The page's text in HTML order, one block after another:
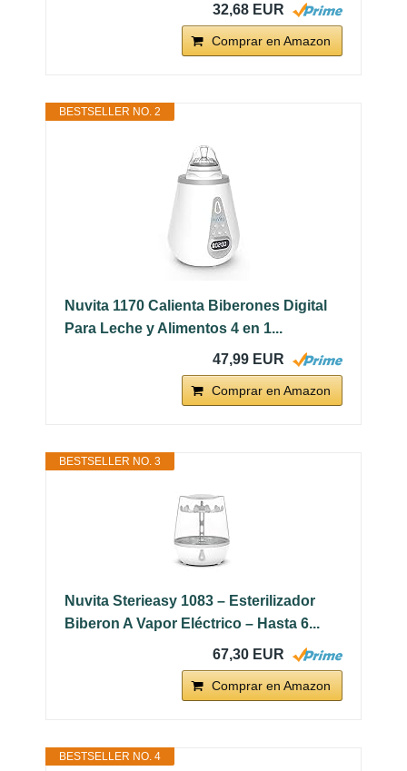
32,68 EUR
Comprar en Amazon
BESTSELLER NO. 2
Nuvita 1170 Calienta Biberones Digital
Para Leche y Alimentos 4 en 1...
47,99 EUR
Comprar en Amazon
BESTSELLER NO. 3
Nuvita Sterieasy 1083 – Esterilizador
Biberon A Vapor Eléctrico – Hasta 6...
67,30 EUR
Comprar en Amazon
BESTSELLER NO. 4